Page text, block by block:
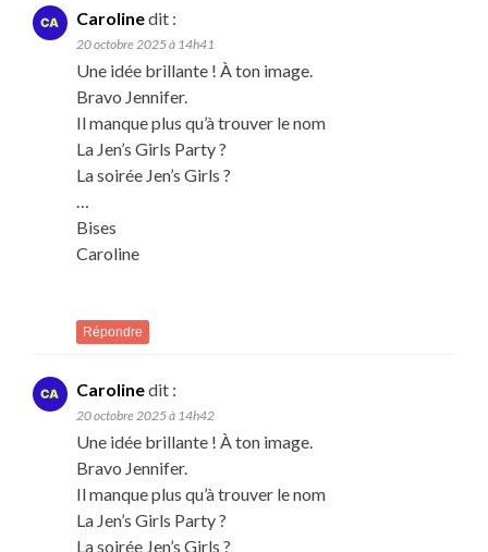
Carolinedit :
20 octobre 2025 à 14h41
Une idée brillante ! À ton image.
Bravo Jennifer.
Il manque plus qu’à trouver le nom
La Jen’s Girls Party ?
La soirée Jen’s Girls ?
…
Bises
Caroline
Répondre
Carolinedit :
20 octobre 2025 à 14h42
Une idée brillante ! À ton image.
Bravo Jennifer.
Il manque plus qu’à trouver le nom
La Jen’s Girls Party ?
La soirée Jen’s Girls ?